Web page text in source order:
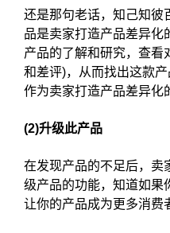
还是那句老话，知己知彼
品是卖家打造产品差异化
产品的了解和研究，查看
和差评)，从而找出这款
作为卖家打造产品差异化
(2)升级此产品
在发现产品的不足后，卖
级产品的功能，知道如果
让你的产品成为更多消费